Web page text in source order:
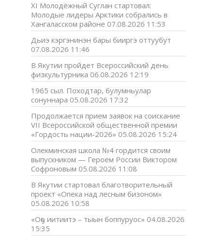
XI Молодёжный Суглан стартовал:
Молодые лидеры Арктики собрались в
Хангаласском районе 07.08.2026 11:53
Дьиэ кэргэнинэн бары бииргэ оттуубут
07.08.2026 11:46
В Якутии пройдет Всероссийский день
физкультурника 06.08.2026 12:19
1965 сыл. Походтар, булумньулар
сонуннара 05.08.2026 17:32
Продолжается прием заявок на соискание
VII Всероссийской общественной премии
«Гордость нации-2026» 05.08.2026 15:24
Олекминская школа №4 гордится своим
выпускником — Героем России Виктором
Софроновым 05.08.2026 11:08
В Якутии стартовал благотворительный
проект «Опека над лесным бизоном»
05.08.2026 10:58
«Оҕо иитиитэ – тыын боппуруос» 04.08.2026
15:35